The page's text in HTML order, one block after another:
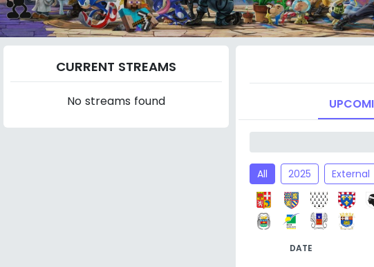
CURRENT STREAMS
No streams found
All 2025 External
DATE